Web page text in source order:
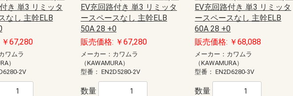
き 単3 リミッタ
なし 主幹ELB
67,280
ワムラ
）
2V
EV充回路付き 単3 リミッタ
ースペースなし 主幹ELB
50A 28 +0
販売価格: ￥67,280
メーカー：カワムラ
（KAWAMURA）
型番： EN2D5280-2V
数量
EV充回路付き 単3 リミッタ
ースペースなし 主幹ELB
60A 28 +0
販売価格: ￥68,088
メーカー：カワムラ
（KAWAMURA）
型番：EN2D6280-3V
数量